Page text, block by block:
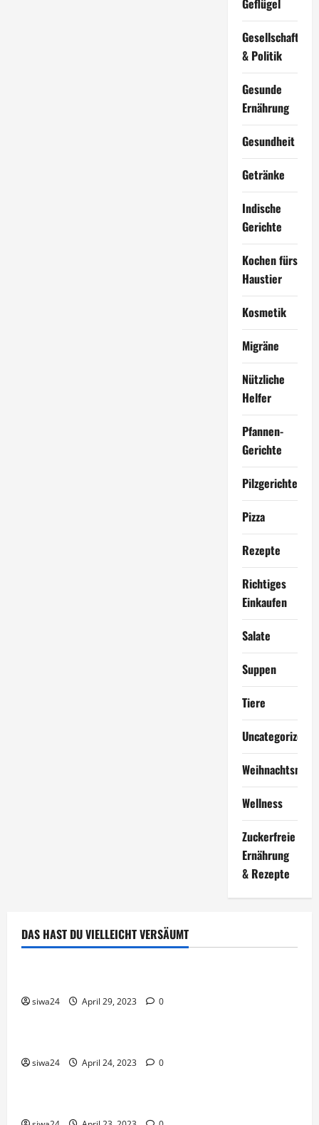
Geflügel
Gesellschaft
& Politik
Gesunde
Ernährung
Gesundheit
Getränke
Indische
Gerichte
Kochen fürs
Haustier
Kosmetik
Migräne
Nützliche
Helfer
Pfannen-
Gerichte
Pilzgerichte
Pizza
Rezepte
Richtiges
Einkaufen
Salate
Suppen
Tiere
Uncategorized
Wellness
Zuckerfreie
Ernährung
& Rezepte
DAS HAST DU VIELLEICHT VERSÄUMT
Brot & Brötchen
siwa24 April 29, 2023 0
Pfannen-Gerichte Rezepte
siwa24 April 24, 2023 0
Brot & Brötchen